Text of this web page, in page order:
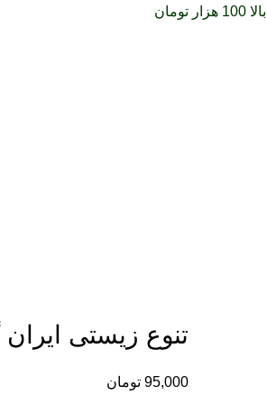
بالا 100 هزار تومان
تنوع زیستی ایران
95,000 تومان